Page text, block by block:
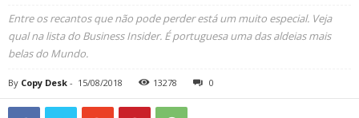
Entre os recantos que não pode perder está um muito especial. Veja
qual na lista do Business Insider. É portuguesa uma das aldeias mais
belas do Mundo.
By Copy Desk - 15/08/2018 13278 0